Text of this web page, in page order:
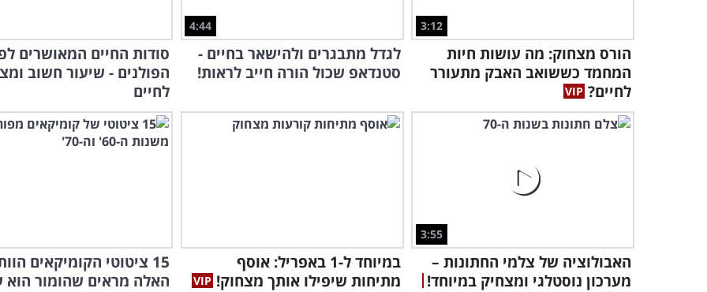
3:12
הורס מצחוק: מה עושות חיות
המחמד כששואב האבק מתעורר
לחיים?
4:44
לגדל מתבגרים ולהישאר בחיים -
סטנדאפ שכול הורה חייב לראות!
סודות החיים המאושרים
הפולנים - שיעור חשוב
לחיים
3:55
האבולוציה של צלמי החתונות –
מערכון נוסטלגי ומצחיק במיוחד!
במיוחד ל-1 באפריל: אוסף
מתיחות שיפילו אותך מצחוק!
15 ציטוטי הקומיקאים
האלה מראים שהומור הוא